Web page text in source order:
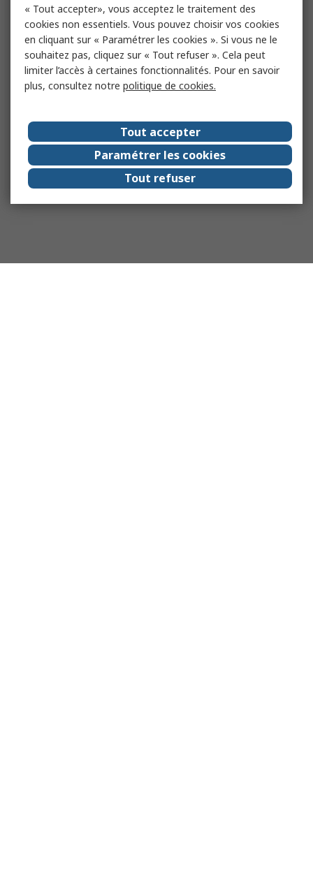
« Tout accepter», vous acceptez le traitement des
cookies non essentiels. Vous pouvez choisir vos cookies
en cliquant sur « Paramétrer les cookies ». Si vous ne le
souhaitez pas, cliquez sur « Tout refuser ». Cela peut
limiter l’accès à certaines fonctionnalités. Pour en savoir
plus, consultez notre politique de cookies.
Tout accepter
Paramétrer les cookies
Tout refuser